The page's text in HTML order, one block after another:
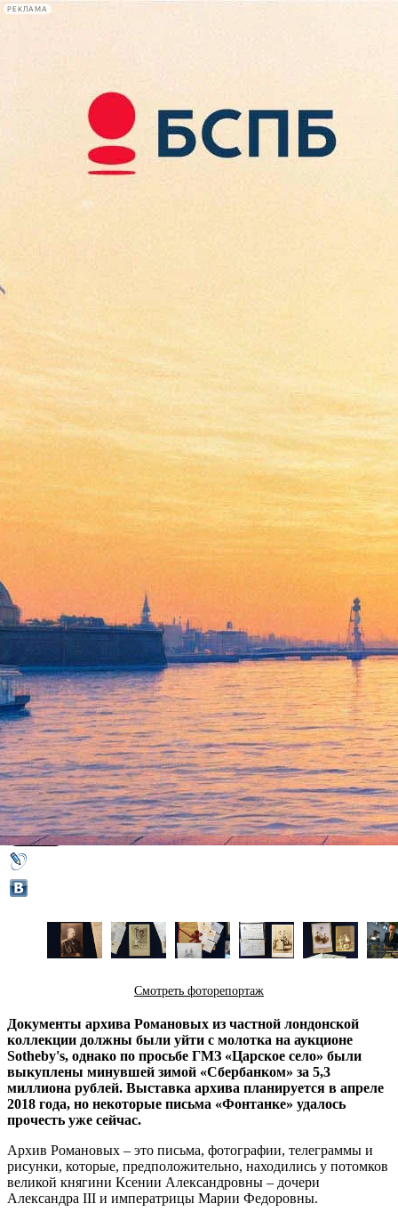
РЕКЛАМА
Сегодня:
2026.08.08
18:39
Афиша Plus
«Дорогому цыпленку» от
«старой курицы»
03 августа 2017,16:18 Версия для печати
Смотреть фоторепортаж
Документы архива Романовых из частной лондонской
коллекции должны были уйти с молотка на аукционе
Sotheby's, однако по просьбе ГМЗ «Царское село» были
выкуплены минувшей зимой «Сбербанком» за 5,3
миллиона рублей. Выставка архива планируется в апреле
2018 года, но некоторые письма «Фонтанке» удалось
прочесть уже сейчас.
Архив Романовых – это письма, фотографии, телеграммы и
рисунки, которые, предположительно, находились у потомков
великой княгини Ксении Александровны – дочери
Александра III и императрицы Марии Федоровны.